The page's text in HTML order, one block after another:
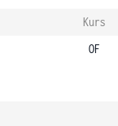
Kurs
OF